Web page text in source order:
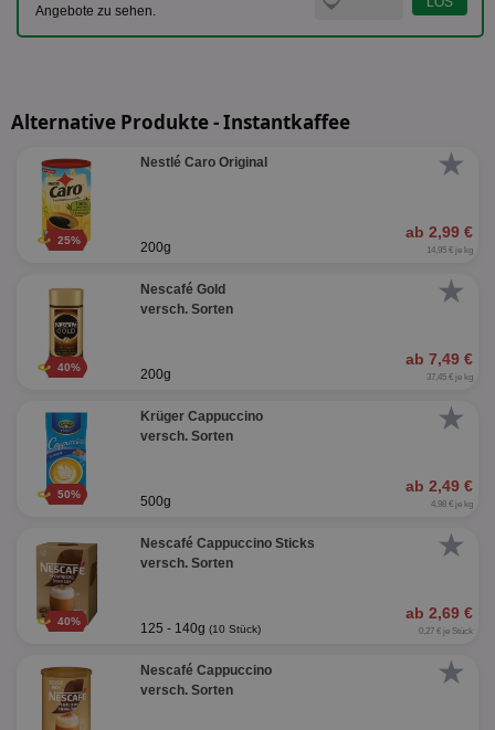
Angebote zu sehen.
Alternative Produkte - Instantkaffee
★
25%
Nestlé Caro Original
ab 2,99 €
200g 14,95 € je kg
★
40%
Nescafé Gold
versch. Sorten
ab 7,49 €
200g 37,45 € je kg
★
50%
Krüger Cappuccino
versch. Sorten
ab 2,49 €
500g 4,98 € je kg
★
40%
Nescafé Cappuccino Sticks
versch. Sorten
ab 2,69 €
125 - 140g (10 Stück) 0,27 € je Stück
★
Nescafé Cappuccino
versch. Sorten